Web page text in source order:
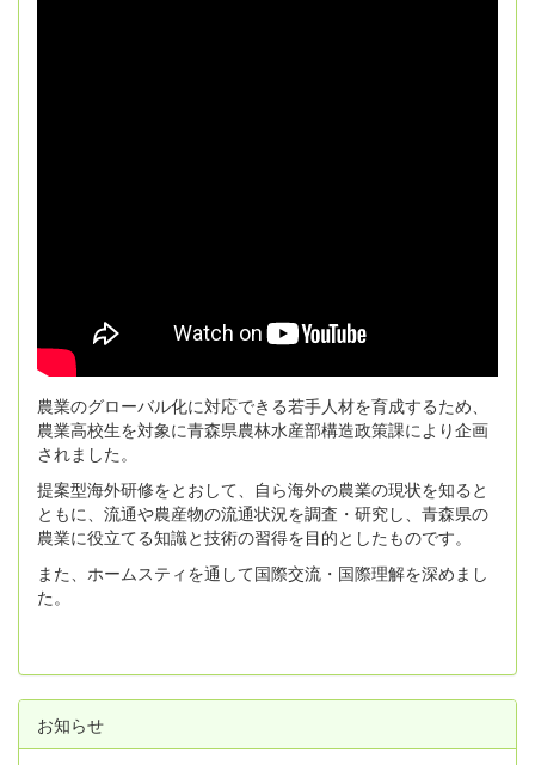
農業のグローバル化に対応できる若手人材を育成するため、
農業高校生を対象に青森県農林水産部構造政策課により企画
されました。
提案型海外研修をとおして、自ら海外の農業の現状を知ると
ともに、流通や農産物の流通状況を調査・研究し、青森県の
農業に役立てる知識と技術の習得を目的としたものです。
また、ホームスティを通して国際交流・国際理解を深めまし
た。
お知らせ